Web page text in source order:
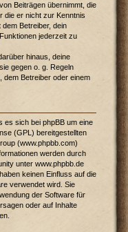
Beiträgen übernimmt, die
die er nicht zur Kenntnis
Betreiber, dein
jederzeit zu
hinaus, deine
gegen o. g. Regeln
dem Betreiber oder einem
es sich bei phpBB um eine
(GPL) bereitgestellten
(www.phpbb.com)
werden durch
unter www.phpbb.de
keinen Einfluss auf die
verwendet wird. Sie
der Software für
oder auf Inhalte